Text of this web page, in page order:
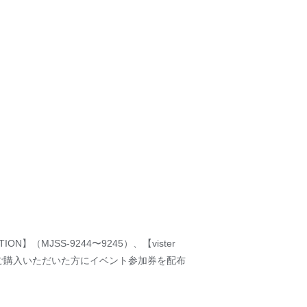
】（MJSS-9244〜9245）、【vister
入いただいた方にイベント参加券を配布